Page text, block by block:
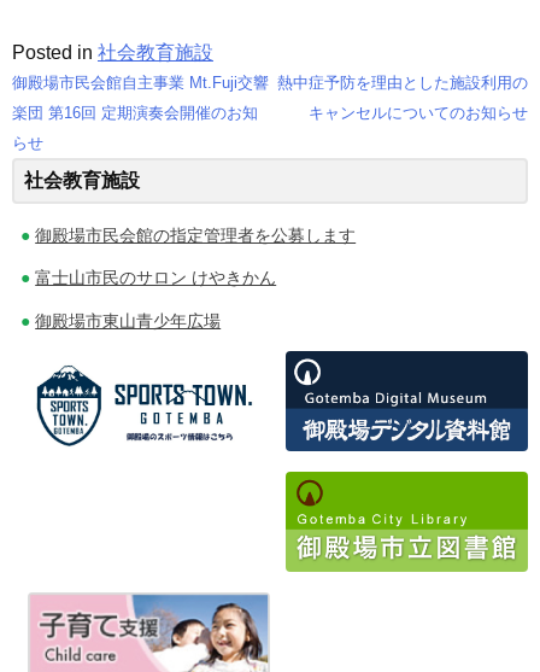
Posted in 社会教育施設
投
稿
ナ
ビ
御殿場市民会館自主事業 Mt.Fuji交響
楽団 第16回 定期演奏会開催のお知
らせ
熱中症予防を理由とした施設利用の
キャンセルについてのお知らせ
社会教育施設
御殿場市民会館の指定管理者を公募します
富士山市民のサロン けやきかん
御殿場市東山青少年広場